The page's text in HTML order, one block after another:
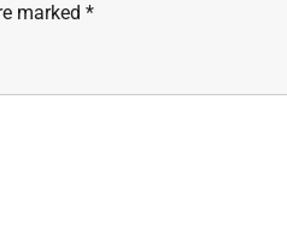
marked *